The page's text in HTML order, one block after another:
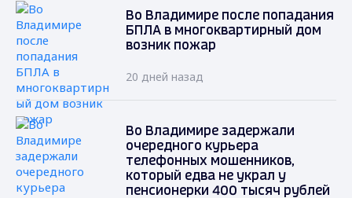
Во Владимире после попадания
БПЛА в многоквартирный дом
возник пожар
20 дней назад
Во Владимире задержали
очередного курьера
телефонных мошенников,
который едва не украл у
пенсионерки 400 тысяч рублей